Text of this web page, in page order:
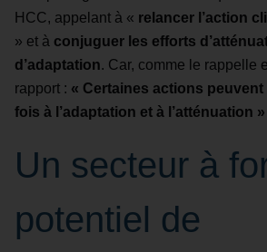
HCC, appelant à « relancer l’action
» et à conjuguer les efforts
d’adaptation. Car, comme le rappelle
rapport : « Certaines actions
fois à l’adaptation et à l’atténuation »
Un secteur à
potentiel de